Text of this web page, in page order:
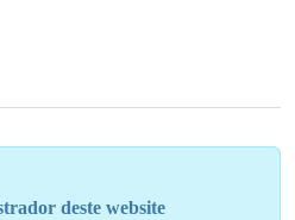
deste website